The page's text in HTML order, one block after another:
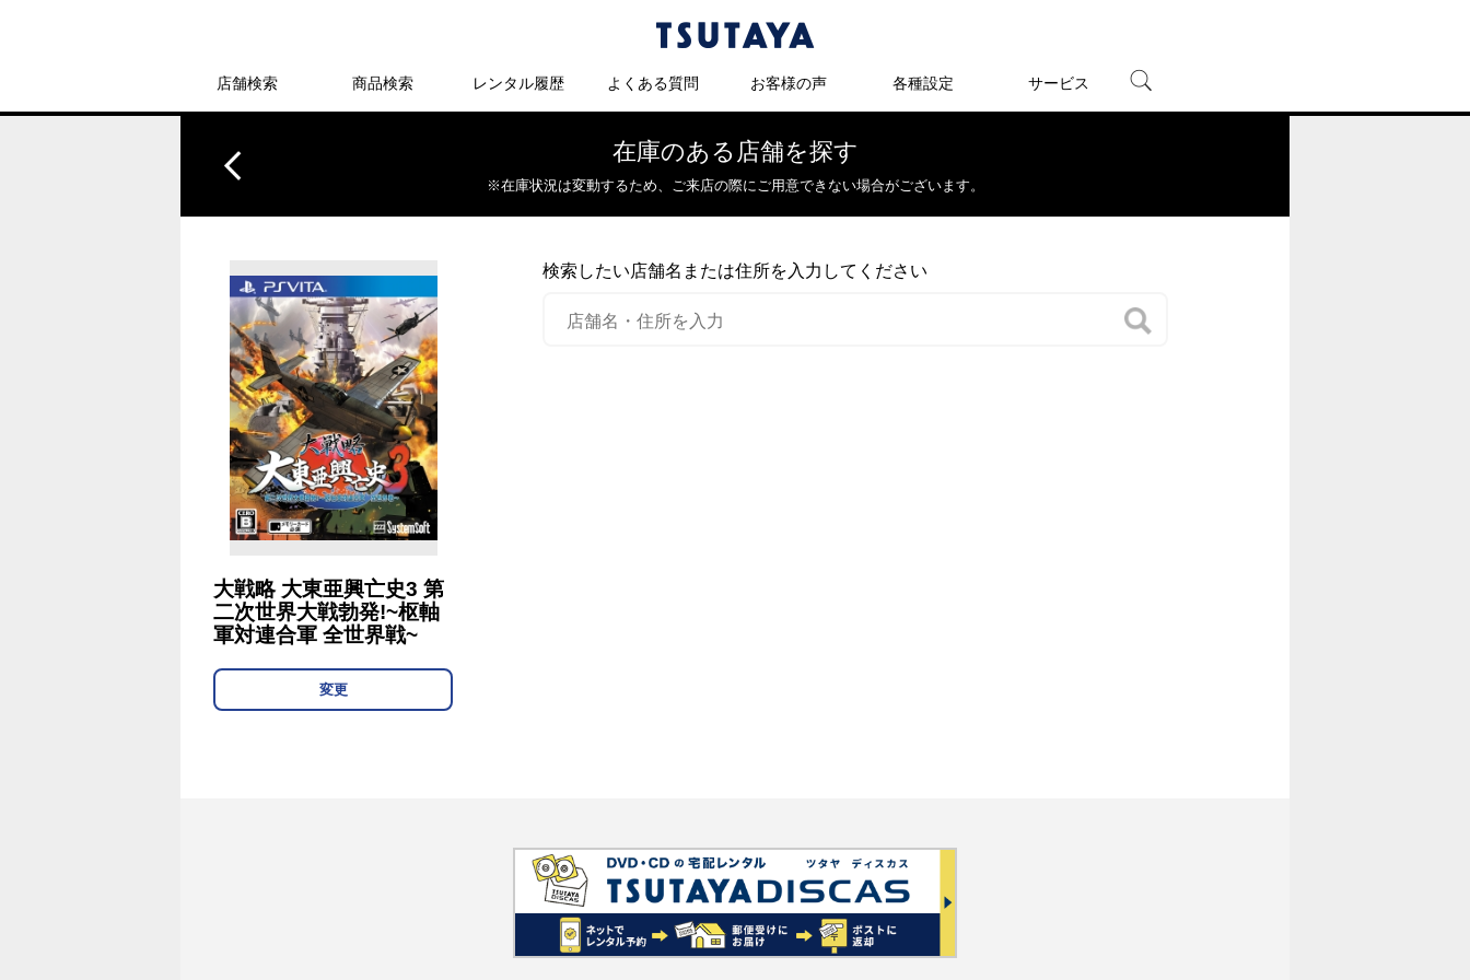
店舗検索 商品検索 レンタル履歴 よくある質問 お客様の声 各種設定 サービス
在庫のある店舗を探す
※在庫状況は変動するため、 ご来店の際にご用意できない場合がございます。
大戦略 大東亜興亡史3 第
二次世界大戦勃発!~枢軸
軍対連合軍 全世界戦~
変更
検索したい店舗名または住所を入力してください